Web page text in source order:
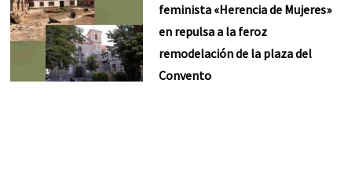
feminista «Herencia de Mujeres»
en repulsa a la feroz
remodelación de la plaza del
Convento